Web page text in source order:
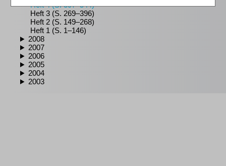
Heft 4 (S. 397–544)
Heft 3 (S. 269–396)
Heft 2 (S. 149–268)
Heft 1 (S. 1–146)
2008
2007
2006
2005
2004
2003